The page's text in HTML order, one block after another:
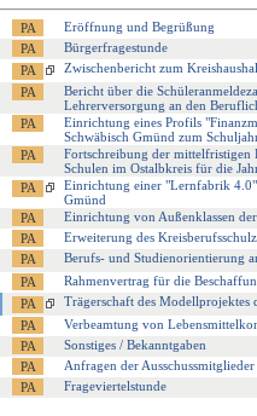
Eröffnung und Begrüßung
Bürgerfragestunde
Zwischenbericht zum
Bericht über die
Lehrerversorgung an den
Einrichtung eines Profils
Schwäbisch Gmünd zum
Fortschreibung der mittelfristigen
Schulen im Ostalbkreis für die
Einrichtung einer "Lernfabrik 4.0"
Gmünd
Einrichtung von Außenklassen
Erweiterung des
Berufs- und Studienorientierung
Rahmenvertrag für die
Trägerschaft des Modellprojektes
Verbeamtung von
Sonstiges / Bekanntgaben
Anfragen der Ausschussmitglieder
Frageviertelstunde